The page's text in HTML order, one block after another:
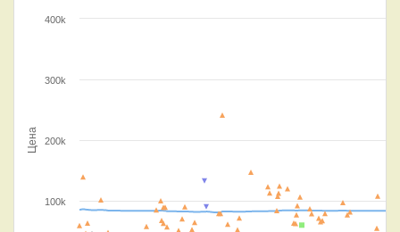
Цена
100k
200k
300k
400k